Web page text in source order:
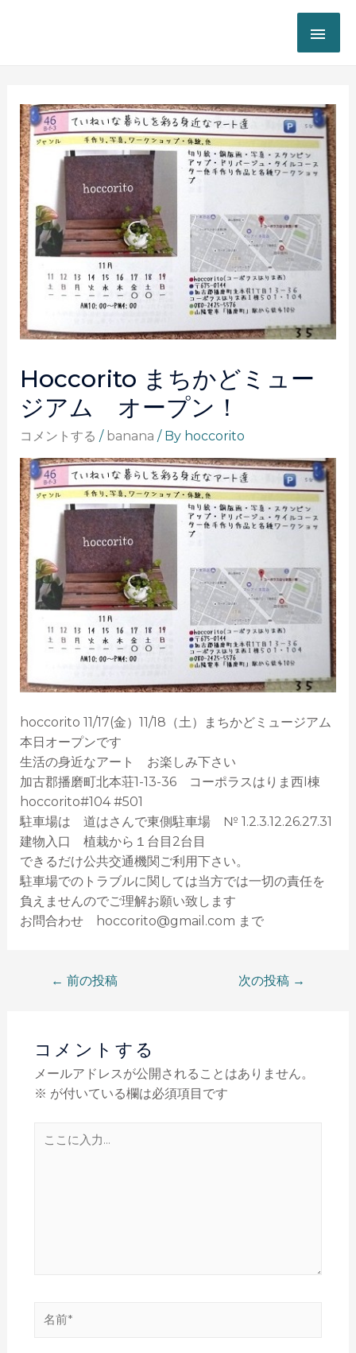
Hoccorito まちかどミュー
ジアム オープン！
コメントする / banana / By hoccorito
hoccorito 11/17(金）11/18（土）まちかどミュージアム
本日オープンです
生活の身近なアート お楽しみ下さい
加古郡播磨町北本荘1-13-36 コーポラスはりま西I棟
hoccorito#104 #501
駐車場は 道はさんで東側駐車場 № 1.2.3.12.26.27.31
建物入口 植栽から１台目2台目
できるだけ公共交通機関ご利用下さい。
駐車場でのトラブルに関しては当方では一切の責任を
負えませんのでご理解お願い致します
お問合わせ hoccorito@gmail.com まで
← 前の投稿 次の投稿 →
コメントする
メールアドレスが公開されることはありません。
※ が付いている欄は必須項目です